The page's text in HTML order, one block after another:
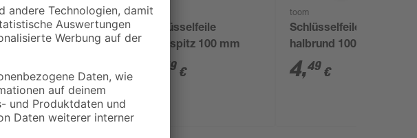
toom
Schlüsselfeile
Vierkant 100 mm
3, €
toom
Schlüsselfeile
flachspitz 100 mm
49 €
toom
Schlüsselfeile
halbrund 100 mm
4,49 €